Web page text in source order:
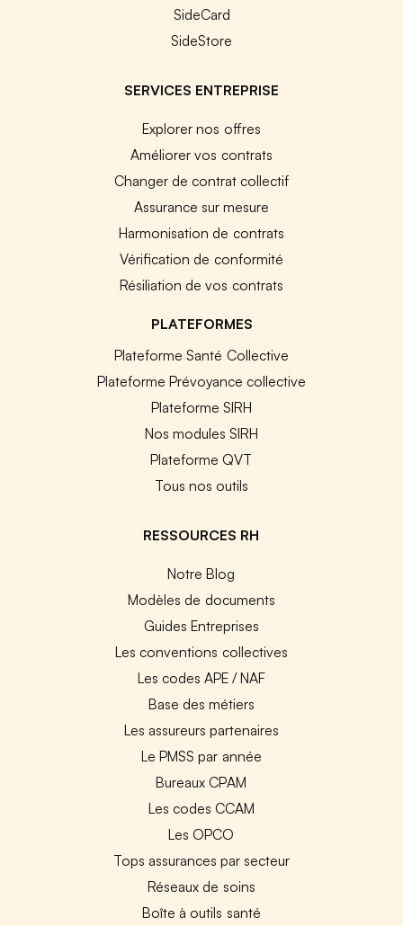
SideCard
SideStore
SERVICES ENTREPRISE
Explorer nos offres
Améliorer vos contrats
Changer de contrat collectif
Assurance sur mesure
Harmonisation de contrats
Vérification de conformité
Résiliation de vos contrats
PLATEFORMES
Plateforme Santé Collective
Plateforme Prévoyance collective
Plateforme SIRH
Nos modules SIRH
Plateforme QVT
Tous nos outils
RESSOURCES RH
Notre Blog
Modèles de documents
Guides Entreprises
Les conventions collectives
Les codes APE / NAF
Base des métiers
Les assureurs partenaires
Le PMSS par année
Bureaux CPAM
Les codes CCAM
Les OPCO
Tops assurances par secteur
Réseaux de soins
Boîte à outils santé